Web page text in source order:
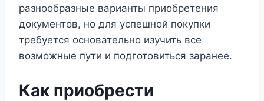
разнообразные варианты приобретения
документов, но для успешной покупки
требуется основательно изучить все
возможные пути и подготовиться заранее.
Как приобрести